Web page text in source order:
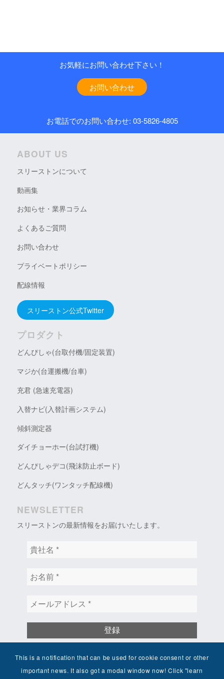
お気軽にお問い合わせ下さい！
お問い合わせ
お電話でのお問い合わせ: 03-5826-4805
ABOUT US
スリーストンについて
動画集
お知らせ・業界コラム
よくあるご質問
お問い合わせ
プライベートポリシー
配線情報
スリーストン公式Twitter
プロダクト
どんぴしゃ(台取付機/固定装置)
マジか(台運搬機/台車)
充君 (急速充電器)
入替ナビ(入替計画システム)
傾斜測定器
ダイチョーホー(台試打機)
どんぴしゃデコ(飛沫防止ボード)
どんタッチ(ワンタッチ配線機)
NEWSLETTER
スリーストンの最新情報をお届けいたします。
貴
社
お
名
ー
ル
ド
ス
* 日本語
This is a notification that can be used for cookie consent or other
important news. It also got a modal window now! Click "learn